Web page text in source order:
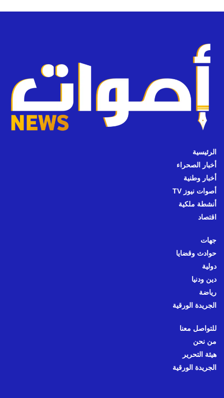
الرئيسية
أخبار الصحراء
أخبار وطنية
أصوات نيوز TV
أنشطة ملكية
اقتصاد
جهات
حوادث وقضايا
دولية
دين ودنيا
رياضة
الجريدة الورقية
للتواصل معنا
من نحن
هيئة التحرير
الجريدة الورقية